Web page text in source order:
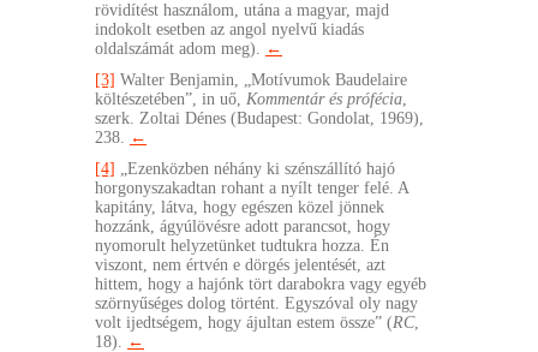
rövidítést használom, utána a magyar, majd
indokolt esetben az angol nyelvű kiadás
oldalszámát adom meg).
←
[3] Walter Benjamin, „Motívumok Baudelaire
költészetében”, in uő, Kommentár és prófécia
szerk. Zoltai Dénes (Budapest: Gondolat, 1969),
238.
←
[4]
„Ezenközben néhány ki szénszállító hajó
horgonyszakadtan rohant a nyílt tenger felé. A
kapitány, látva, hogy egészen közel jönnek
hozzánk, ágyúlövésre adott parancsot, hogy
nyomorult helyzetünket tudtukra hozza. Én
viszont, nem értvén e dörgés jelentését, azt
hittem, hogy a hajónk tört darabokra vagy egyéb
szörnyűséges dolog történt. Egyszóval oly nagy
volt ijedtségem, hogy ájultan estem össze” (RC,
18).
←